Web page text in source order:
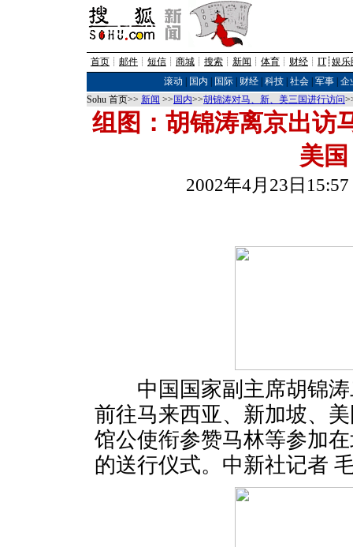
首页 ┊ 邮件 ┊ 短信 ┊ 商城 ┊ 搜索 ┊ 新闻 ┊ 体育 ┊ 财经 ┊ IT┊ 娱乐
滚动
国内 国际| 财经| 科技| 社会| 军事| 企
Sohu 首页>> 新闻 >> 国内>>胡锦涛对马、新、美三国进行访问
组图：胡锦涛离京出访
美国
2002年4月23日
中国国家副主席胡锦涛
前往马来西亚、新加坡、
馆公使衔参赞马林等参加
的送行仪式。中新社记者